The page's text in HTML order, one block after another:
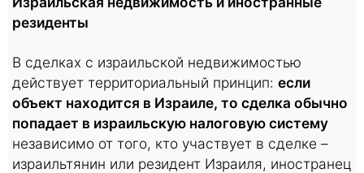
резиденты
В сделках с израильской недвижимостью
действует территориальный принцип: если
объект находится в Израиле, то сделка обычно
попадает в израильскую налоговую систему
независимо от того, кто участвует в сделке –
израильтянин или резидент Израиля, иностранец